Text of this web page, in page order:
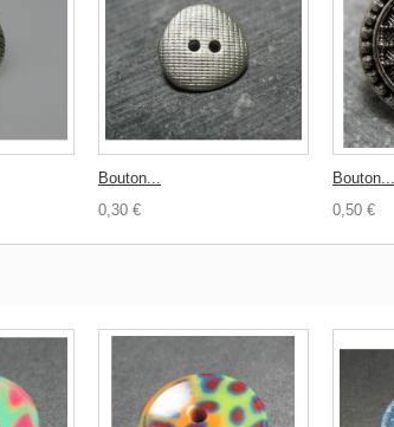
Bouton...
0,30 €
Bouton...
0,50 €